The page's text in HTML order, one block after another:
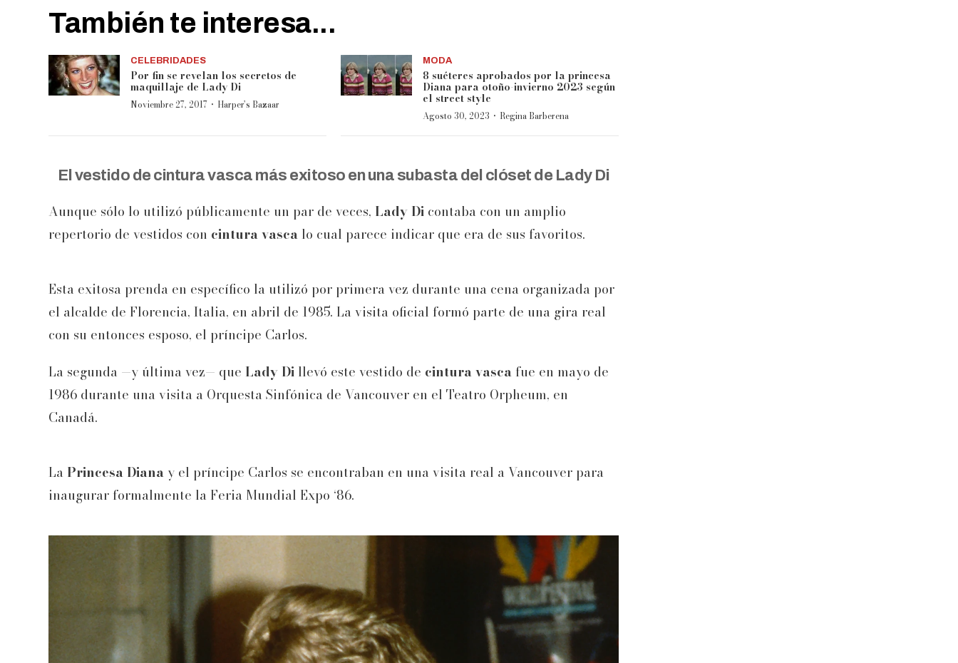
También te interesa...
CELEBRIDADES
Por fin se revelan los secretos de
maquillaje de Lady Di
Noviembre 27, 2017 · Harper’s Bazaar
MODA
8 suéteres aprobados por la princesa
Diana para otoño-invierno 2023 según
el street style
Agosto 30, 2023 · Regina Barberena
El vestido de cintura vasca más exitoso en una subasta del clóset de Lady Di
Aunque sólo lo utilizó públicamente un par de veces, Lady Di contaba con un amplio
repertorio de vestidos con cintura vasca lo cual parece indicar que era de sus favoritos.
Esta exitosa prenda en específico la utilizó por primera vez durante una cena organizada por
el alcalde de Florencia, Italia, en abril de 1985. La visita oficial formó parte de una gira real
con su entonces esposo, el príncipe Carlos.
La segunda —y última vez— que Lady Di llevó este vestido de cintura vasca fue en mayo de
1986 durante una visita a Orquesta Sinfónica de Vancouver en el Teatro Orpheum, en
Canadá.
La Princesa Diana y el príncipe Carlos se encontraban en una visita real a Vancouver para
inaugurar formalmente la Feria Mundial Expo ‘86.